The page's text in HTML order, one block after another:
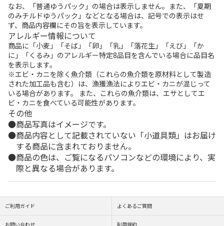
なお、「普通ゆうパック」の場合は表示しません。また、「夏期
のみチルドゆうパック」などとなる場合は、記号での表示はせ
ず、商品内容欄にその旨を表示しています。
アレルギー情報について
商品に「小麦」「そば」「卵」「乳」「落花生」「えび」「か
に」「くるみ」のアレルギー特定8品目を含んでいる場合に品目名
を表示します。
※エビ・カニを除く魚介類（これらの魚介類を原材料として製造
された加工品も含む）は、漁獲漁法によりエビ・カニが混じって
いる場合があります。 また、これらの魚介類は、エサとしてエ
ビ・カニを食べている可能性があります。
その他
商品写真はイメージです。
商品内容として記載されていない「小道具類」はお届け
する商品に含まれておりません。
商品の色は、ご覧になるパソコンなどの環境により、実
際と異なる場合があります。
ご利用ガイド よくあるご質問
お問い合わせ 利用規約